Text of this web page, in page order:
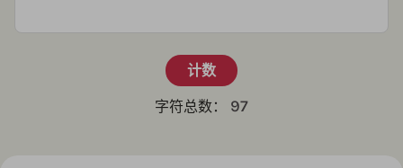
字符总数： 97
计数